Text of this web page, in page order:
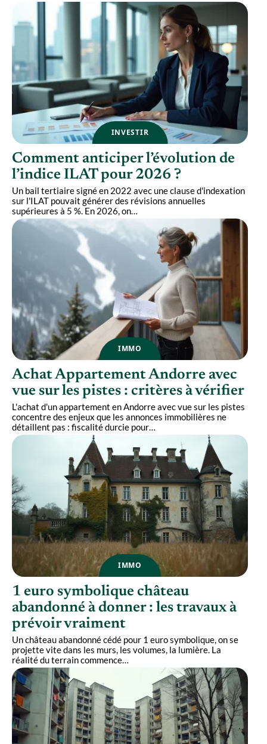
INVESTIR
Comment anticiper l’évolution de
l’indice ILAT pour 2026 ?
Un bail tertiaire signé en 2022 avec une clause d'indexation
sur l'ILAT pouvait générer des révisions annuelles
supérieures à 5 %. En 2026, on
IMMO
Achat Appartement Andorre avec
vue sur les pistes : critères à vérifier
L'achat d'un appartement en Andorre avec vue sur les pistes
concentre des enjeux que les annonces immobilières ne
détaillent pas : fiscalité durcie pour…
IMMO
1 euro symbolique château
abandonné à donner : les travaux à
prévoir vraiment
Un château abandonné cédé pour 1 euro symbolique, on se
projette vite dans les murs, les volumes, la lumière. La
réalité du terrain commence…